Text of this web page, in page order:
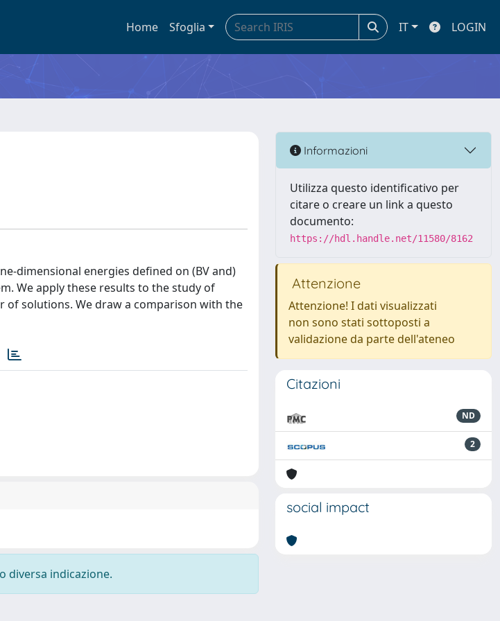
Home Sfoglia IT LOGIN
dimensional energies defined on (BV and)
We apply these results to the study of
solutions. We draw a comparison with the
diversa indicazione.
Informazioni
Utilizza questo identificativo per
citare o creare un link a questo
documento:
https://hdl.handle.net/11580/8162
Attenzione
Attenzione! I dati visualizzati
non sono stati sottoposti a
validazione da parte dell'ateneo
Citazioni
ND
2
social impact